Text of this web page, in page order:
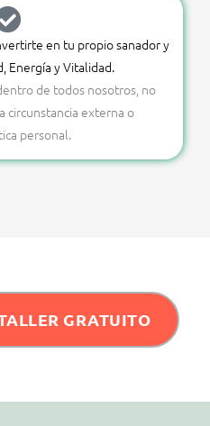
en tu propio sanador y
Energía y Vitalidad.
de todos nosotros, no
circunstancia externa o
personal.
GRATUITO